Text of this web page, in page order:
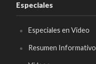
Especiales
Especiales en Video
Resumen Informativo